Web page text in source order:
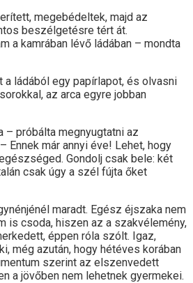
megebédeltek, majd az
beszélgetésre tért át.
a kamrában lévő ládában – mondta
a ládából egy papírlapot, és olvasni
az arca egyre jobban
– próbálta megnyugtatni az
Ennek már annyi éve! Lehet, hogy
Gondolj csak bele: két
csak úgy a szél fújta őket
maradt. Egész éjszaka nem
is csoda, hiszen az a szakvélemény,
éppen róla szólt. Igaz,
még azután, hogy hétéves korában
szerint az elszenvedett
a jövőben nem lehetnek gyermekei.